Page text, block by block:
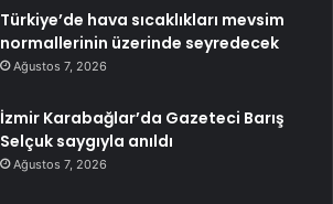
Türkiye’de hava sıcaklıkları mevsim
normallerinin üzerinde seyredecek
Ağustos 7, 2026
İzmir Karabağlar’da Gazeteci Barış
Selçuk saygıyla anıldı
Ağustos 7, 2026